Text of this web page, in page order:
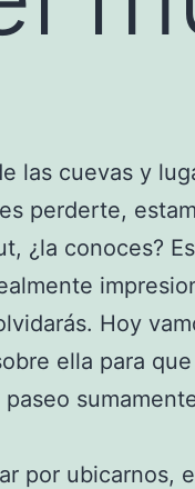
las cuevas y
perderte,
¿la conoces?
Hoy
ella para
paseo
por ubicarnos,